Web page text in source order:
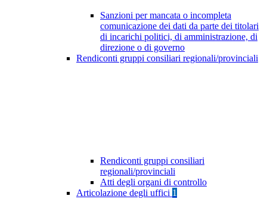
Sanzioni per mancata o incompleta
comunicazione dei dati da parte dei titolari
di incarichi politici, di amministrazione, di
direzione o di governo
Rendiconti gruppi consiliari regionali/provinciali
Rendiconti gruppi consiliari
regionali/provinciali
Atti degli organi di controllo
Articolazione degli uffici 1